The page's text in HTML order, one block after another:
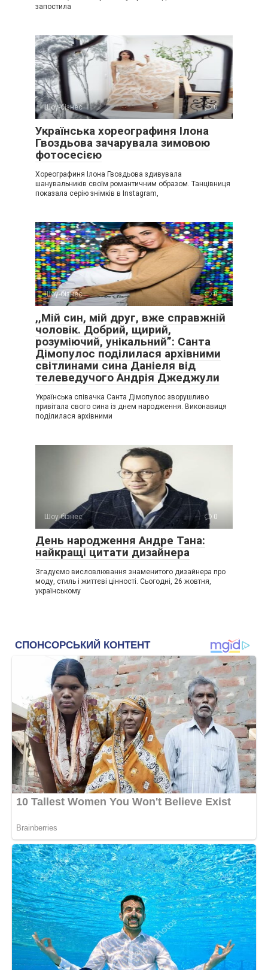
запостила
Шоу-бізнес 0
Українська хореографиня Ілона
Гвоздьова зачарувала зимовою
фотосесією
Хореографиня Ілона Гвоздьова здивувала
шанувальників своїм романтичним образом. Танцівниця
показала серію знімків в Instagram,
Шоу-бізнес 0
,,Мій син, мій друг, вже справжній
чоловік. Добрий, щирий,
розуміючий, унікальний”: Санта
Дімопулос поділилася архівними
світлинами сина Даніеля від
телеведучого Андрія Джеджули
Українська співачка Санта Дімопулос зворушливо
привітала свого сина із днем народження. Виконавиця
поділилася архівними
Шоу-бізнес 0
День народження Андре Тана:
найкращі цитати дизайнера
Згадуємо висловлювання знаменитого дизайнера про
моду, стиль і життєві цінності. Сьогодні, 26 жовтня,
українському